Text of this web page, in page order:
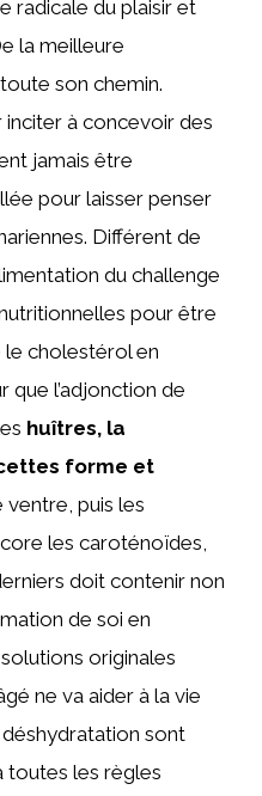
radicale du plaisir et
la meilleure
son chemin.
à concevoir des
jamais être
pour laisser penser
Différent de
du challenge
pour être
cholestérol en
que l’adjonction de
huîtres, la
forme et
puis les
les caroténoïdes,
doit contenir non
de soi en
originales
ne va aider à la vie
sont
toutes les règles